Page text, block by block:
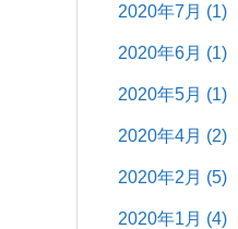
2020年7月 (1)
2020年6月 (1)
2020年5月 (1)
2020年4月 (2)
2020年2月 (5)
2020年1月 (4)